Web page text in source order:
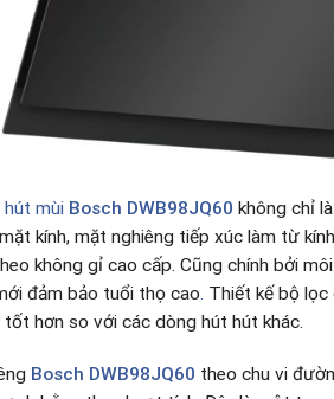
hút mùi Bosch DWB98JQ60 không chỉ
kính, mặt nghiêng tiếp xúc làm từ
không gỉ cao cấp. Cũng chính bởi
đảm bảo tuổi thọ cao. Thiết kế bộ
hơn so với các dòng hút hút khác.
Bosch DWB98JQ60 theo chu vi